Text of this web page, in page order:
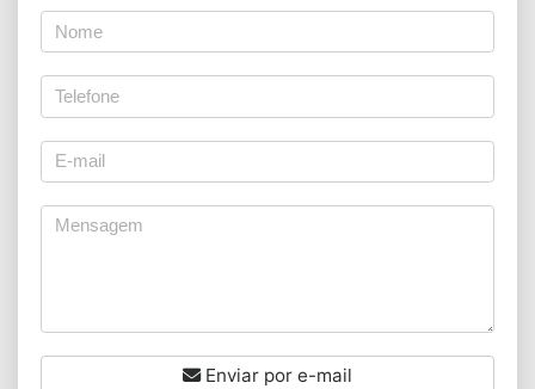
Enviar por e-mail